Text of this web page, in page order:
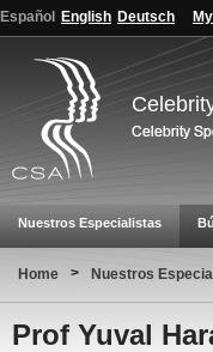
Español English Deutsch
Nuestros Especialistas
Home > Nuestros
Prof Yuval